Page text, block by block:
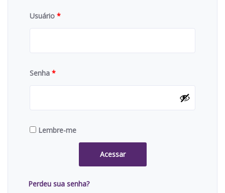
Usuário *
Senha *
Lembre-me
Acessar
Perdeu sua senha?